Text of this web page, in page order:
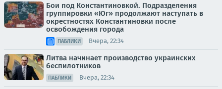
Бои под Константиновкой. Подразделения
группировки «Юг» продолжают наступать в
окрестностях Константиновки после
освобождения города
ПАБЛИКИ Вчера, 22:34
Литва начинает производство украинских
беспилотников
ПАБЛИКИ Вчера, 22:34